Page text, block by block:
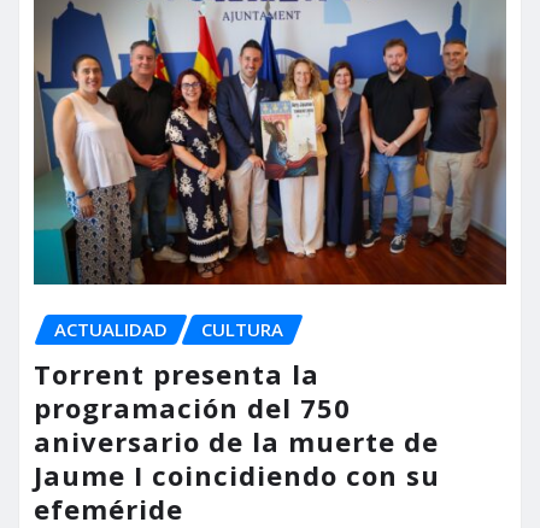
ACTUALIDAD CULTURA
Torrent presenta la
programación del 750
aniversario de la muerte de
Jaume I coincidiendo con su
efeméride